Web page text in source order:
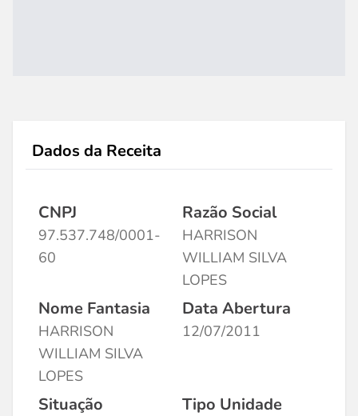
Dados da Receita
CNPJ
97.537.748/0001-
60
Razão Social
HARRISON
WILLIAM SILVA
LOPES
Nome Fantasia
HARRISON
WILLIAM SILVA
LOPES
Data Abertura
12/07/2011
Situação Tipo Unidade